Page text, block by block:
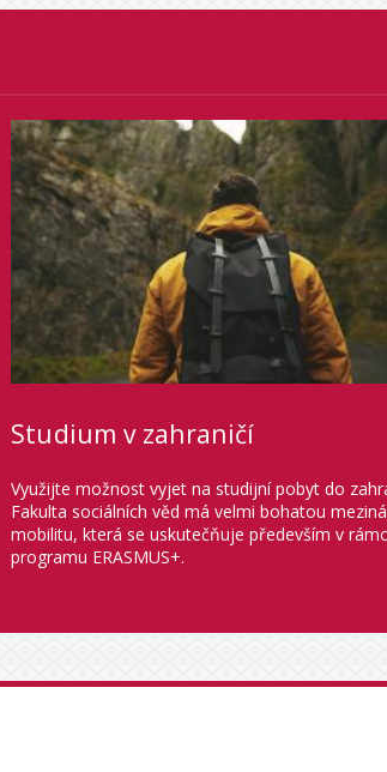
Studium v zahraničí
Využijte možnost vyjet na studijní pobyt do
Fakulta sociálních věd má velmi bohatou
mobilitu, která se uskutečňuje především v
programu ERASMUS+.